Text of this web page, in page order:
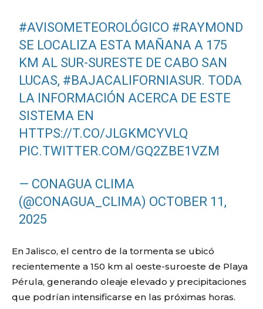
#AVISOMETEOROLÓGICO #RAYMOND
SE LOCALIZA ESTA MAÑANA A 175
KM AL SUR-SURESTE DE CABO SAN
LUCAS, #BAJACALIFORNIASUR. TODA
LA INFORMACIÓN ACERCA DE ESTE
SISTEMA EN
HTTPS://T.CO/JLGKMCYVLQ
PIC.TWITTER.COM/GQ2ZBE1VZM
— CONAGUA CLIMA
(@CONAGUA_CLIMA) OCTOBER 11,
2025
En Jalisco, el centro de la tormenta se ubicó
recientemente a 150 km al oeste-suroeste de Playa
Pérula, generando oleaje elevado y precipitaciones
que podrían intensificarse en las próximas horas.